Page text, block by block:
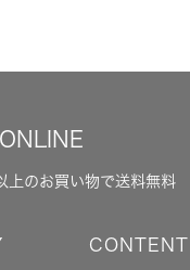
上のお買い物で送料無料